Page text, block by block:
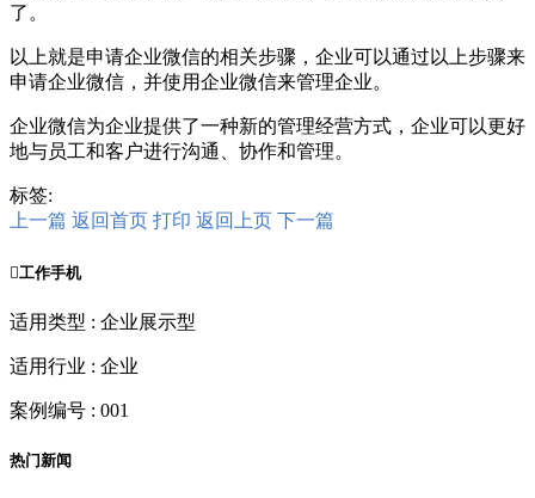
了。
以上就是申请企业微信的相关步骤，企业可以通过以上步骤来
申请企业微信，并使用企业微信来管理企业。
企业微信为企业提供了一种新的管理经营方式，企业可以更好
地与员工和客户进行沟通、协作和管理。
标签:
上一篇 返回首页 打印 返回上页 下一篇
工作手机
适用类型 : 企业展示型
适用行业 : 企业
案例编号 : 001
热门新闻